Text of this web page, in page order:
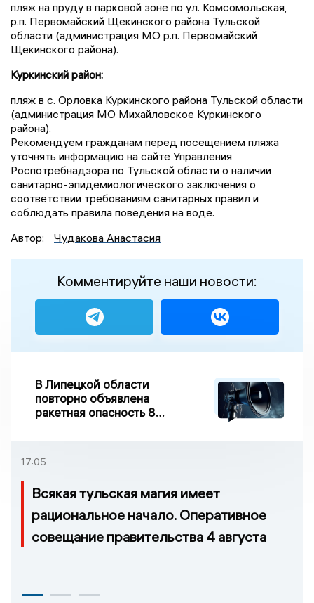
пляж на пруду в парковой зоне по ул. Комсомольская,
р.п. Первомайский Щекинского района Тульской
области (администрация МО р.п. Первомайский
Щекинского района).
Куркинский район:
пляж в с. Орловка Куркинского района Тульской области
(администрация МО Михайловское Куркинского
района).
Рекомендуем гражданам перед посещением пляжа
уточнять информацию на сайте Управления
Роспотребнадзора по Тульской области о наличии
санитарно-эпидемиологического заключения о
соответствии требованиям санитарных правил и
соблюдать правила поведения на воде.
Автор:
Чудакова Анастасия
Комментируйте наши новости:
В Липецкой области
повторно объявлена
ракетная опасность 8
17:05
Всякая тульская магия имеет
рациональное начало. Оперативное
совещание правительства 4 августа